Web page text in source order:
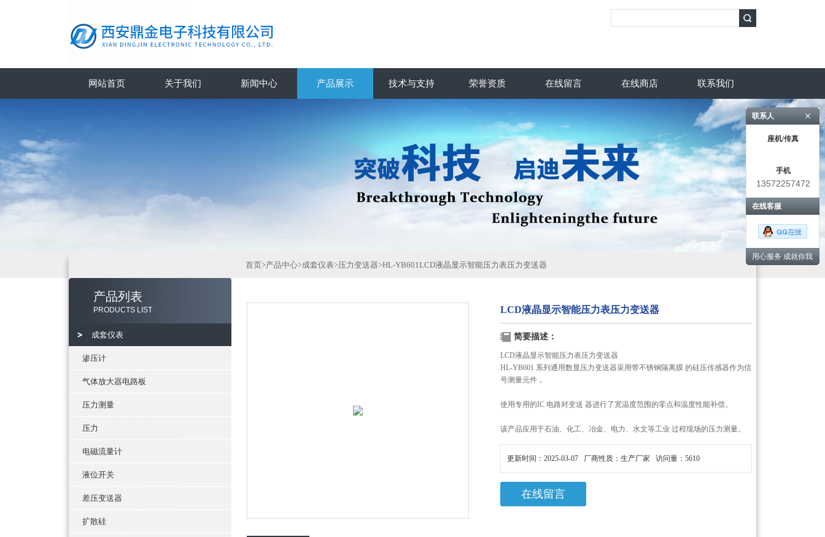
网站首页 关于我们 新闻中心 产品展示 技术与支持 荣誉资质 在线留言 在线商店 联系我们
产品列表
PRODUCTS LIST
成套仪表
渗压计
气体放大器电路板
压力测量
压力
电磁流量计
液位开关
差压变送器
扩散硅
首页>产品中心>成套仪表>压力变送器>HL-YB601LCD液晶显示智能压力表压力变送器
LCD液晶显示智能压力表压力变送器
简要描述：
LCD液晶显示智能压力表压力变送器
HL-YB601 系列通用数显压力变送器采用带不锈钢隔离膜 的硅压传感器作为信
号测量元件，
使用专用的IC 电路对变送 器进行了宽温度范围的零点和温度性能补偿。
该产品应用于石油、化工、冶金、电力、水文等工业 过程现场的压力测量。
更新时间：2025-03-07 厂商性质：生产厂家 访问量：5610
在线留言
联系人
座机/传真
手机
13572257472
在线客服
用心服务 成就你我